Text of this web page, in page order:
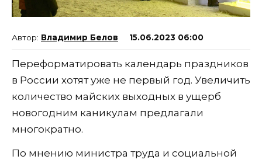
Владимир Белов 15.06.2023 06:00
Переформатировать календарь праздников
в России хотят уже не первый год. Увеличить
количество майских выходных в ущерб
новогодним каникулам предлагали
многократно.
По мнению министра труда и социальной